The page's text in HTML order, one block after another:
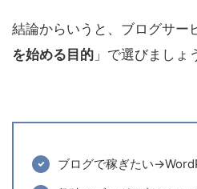
結論からいうと、ブログサー
を始める目的 」で選びましょ
ブログで稼ぎたい